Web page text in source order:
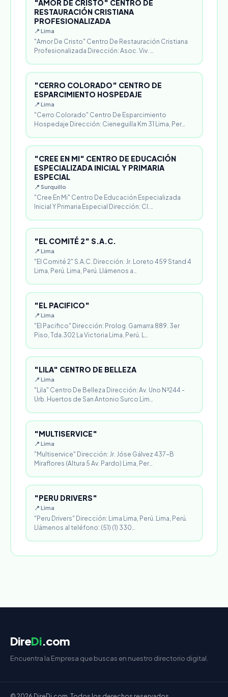
"AMOR DE CRISTO" CENTRO DE
RESTAURACIÓN CRISTIANA
PROFESIONALIZADA
📍 Lima
"Amor De Cristo" Centro De Restauración Cristiana
Profesionalizada Dirección: Asoc. Viv. …
"CERRO COLORADO" CENTRO DE
ESPARCIMIENTO HOSPEDAJE
📍 Lima
"Cerro Colorado" Centro De Esparcimiento
Hospedaje Dirección: Cieneguilla Km 31 Lima, Per…
"CREE EN MI" CENTRO DE EDUCACIÓN
ESPECIALIZADA INICIAL Y PRIMARIA
ESPECIAL
📍 Surquillo
"Cree En Mi" Centro De Educación Especializada
Inicial Y Primaria Especial Dirección: Cl.…
"EL COMITÉ 2" S.A.C.
📍 Lima
"El Comité 2" S.A.C. Dirección: Jr. Loreto 459 Stand 4
Lima, Perú. Lima, Perú. Llámenos a…
"EL PACIFICO"
📍 Lima
"El Pacifico" Dirección: Prolog. Gamarra 889. 3er
Piso, Tda.302 La Victoria Lima, Perú. L…
"LILA" CENTRO DE BELLEZA
📍 Lima
"Lila" Centro De Belleza Dirección: Av. Uno N³244 -
Urb. Huertos de San Antonio Surco Lim…
"MULTISERVICE"
📍 Lima
"Multiservice" Dirección: Jr. Jóse Gálvez 437-B
Miraflores (Altura 5 Av. Pardo) Lima, Per…
"PERU DRIVERS"
📍 Lima
"Peru Drivers" Dirección: Lima Lima, Perú. Lima, Perú.
Llámenos al teléfono: (51) (1) 330…
DireDi.com
Encuentra la Empresa que buscas en nuestro directorio digital.